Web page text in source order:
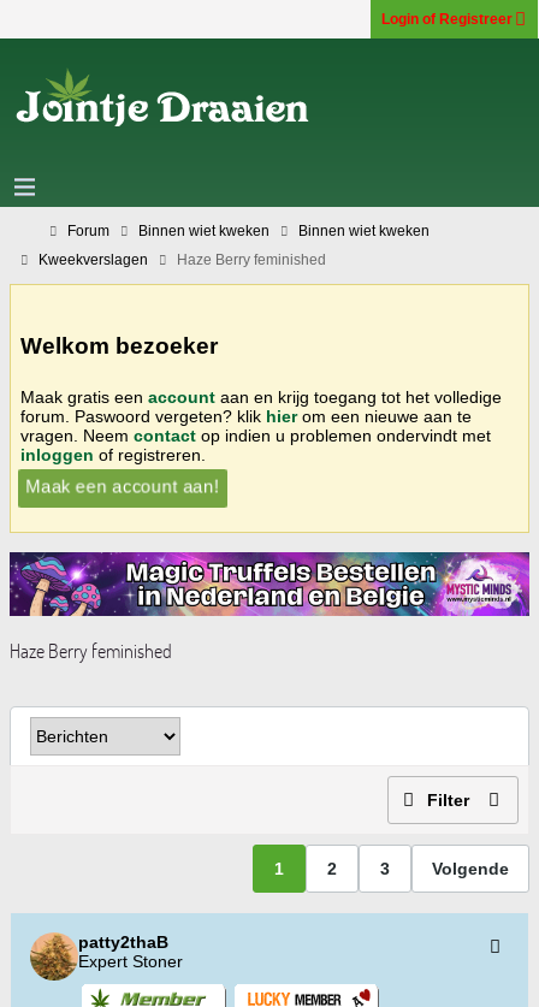
Login of Registreer
Forum Binnen wiet kweken
Binnen wiet kweken
Kweekverslagen
Haze Berry feminished
Welkom bezoeker
Maak gratis een account aan en krijg toegang tot het volledige
forum. Paswoord vergeten? klik hierom een nieuwe aan te
vragen. Neem contact op indien u problemen ondervindt met
inloggen of registreren.
Maak een account aan!
Haze Berry feminished
Filter
1 2 3 Volgende
patty2thaB
Expert Stoner